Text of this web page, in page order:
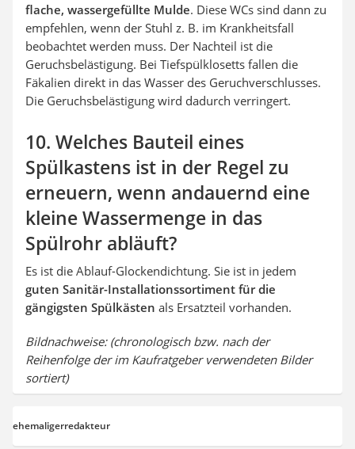
flache, wassergefüllte Mulde. Diese WCs sind dann zu
empfehlen, wenn der Stuhl z. B. im Krankheitsfall
beobachtet werden muss. Der Nachteil ist die
Geruchsbelästigung. Bei Tiefspülklosetts fallen die
Fäkalien direkt in das Wasser des Geruchverschlusses.
Die Geruchsbelästigung wird dadurch verringert.
10. Welches Bauteil eines
Spülkastens ist in der Regel zu
erneuern, wenn andauernd eine
kleine Wassermenge in das
Spülrohr abläuft?
Es ist die Ablauf-Glockendichtung. Sie ist in jedem
guten Sanitär-Installationssortiment für die
gängigsten Spülkästen als Ersatzteil vorhanden.
Bildnachweise: (chronologisch bzw. nach der
Reihenfolge der im Kaufratgeber verwendeten Bilder
sortiert)
ehemaligerredakteur